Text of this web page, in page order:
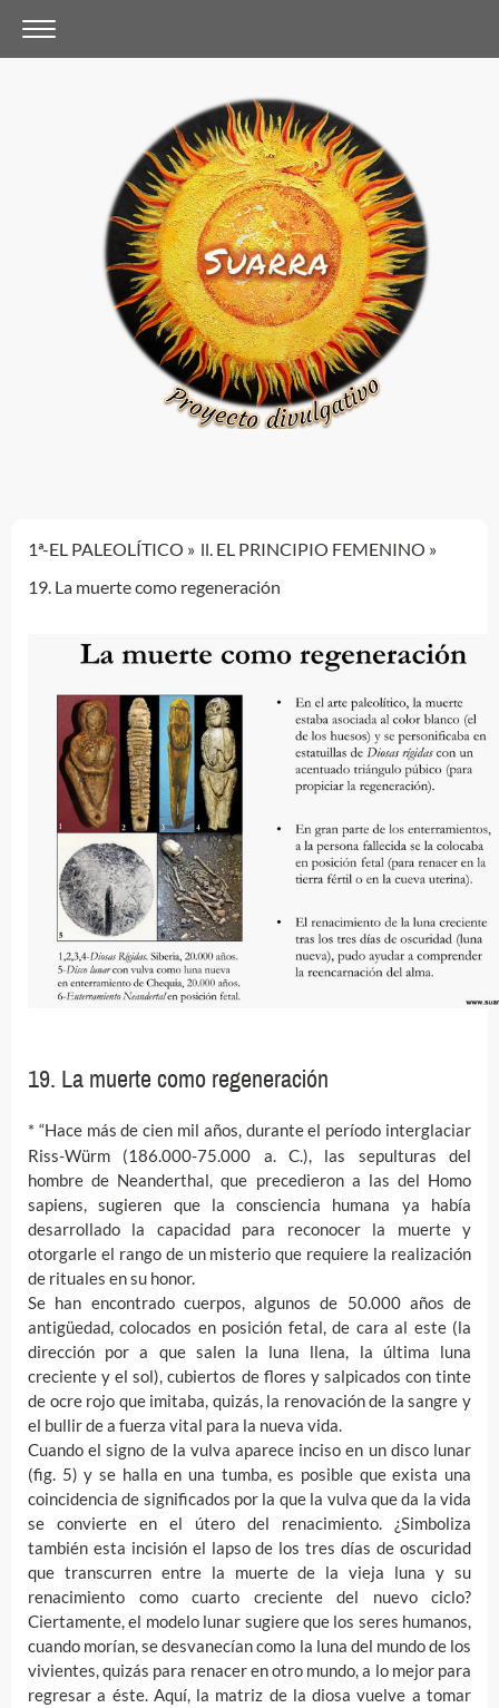
1ª-EL PALEOLÍTICO
ll. EL PRINCIPIO FEMENINO
19. La muerte como regeneración
19. La muerte como regeneración
* “Hace más de cien mil años, durante el período interglaciar
Riss-Würm (186.000-75.000 a. C.), las sepulturas del
hombre de Neanderthal, que precedieron a las del Homo
sapiens, sugieren que la consciencia humana ya había
desarrollado la capacidad para reconocer la muerte y
otorgarle el rango de un misterio que requiere la realización
de rituales en su honor.
Se han encontrado cuerpos, algunos de 50.000 años de
antigüedad, colocados en posición fetal, de cara al este (la
dirección por a que salen la luna llena, la última luna
creciente y el sol), cubiertos de flores y salpicados con tinte
de ocre rojo que imitaba, quizás, la renovación de la sangre y
el bullir de a fuerza vital para la nueva vida.
Cuando el signo de la vulva aparece inciso en un disco lunar
(fig. 5) y se halla en una tumba, es posible que exista una
coincidencia de significados por la que la vulva que da la vida
se convierte en el útero del renacimiento. ¿Simboliza
también esta incisión el lapso de los tres días de oscuridad
que transcurren entre la muerte de la vieja luna y su
renacimiento como cuarto creciente del nuevo ciclo?
Ciertamente, el modelo lunar sugiere que los seres humanos,
cuando morían, se desvanecían como la luna del mundo de los
vivientes, quizás para renacer en otro mundo, a lo mejor para
regresar a éste. Aquí, la matriz de la diosa vuelve a tomar